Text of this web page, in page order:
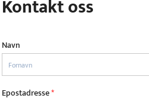
Kontakt oss
Navn
Epostadresse*